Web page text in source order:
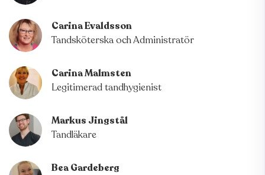
Carina Evaldsson
Tandsköterska och Administratör
Carina Malmsten
Legitimerad tandhygienist
Markus Jingstål
Tandläkare
Bea Gardeberg